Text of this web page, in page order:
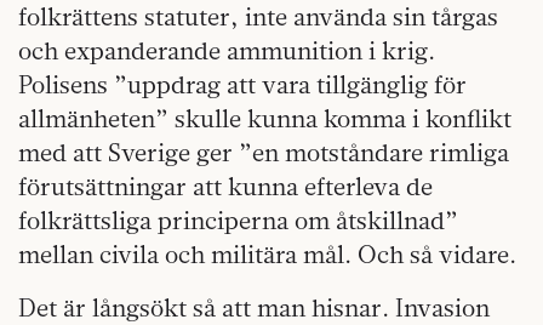
folkrättens statuter, inte använda sin tårgas
och expanderande ammunition i krig.
Polisens ”uppdrag att vara tillgänglig för
allmänheten” skulle kunna komma i konflikt
med att Sverige ger ”en motståndare rimliga
förutsättningar att kunna efterleva de
folkrättsliga principerna om åtskillnad”
mellan civila och militära mål. Och så vidare.
Det är långsökt så att man hisnar. Invasion